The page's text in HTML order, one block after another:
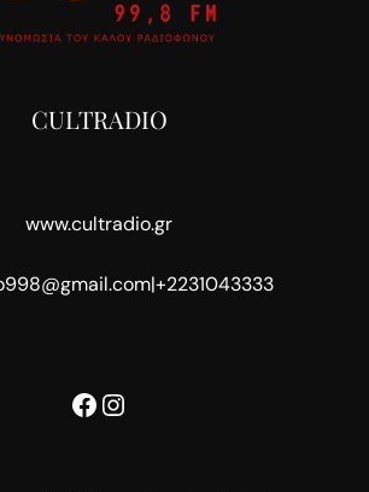
CULTRADIO
www.cultradio.gr
|+2231043333
Facebook
Instagram